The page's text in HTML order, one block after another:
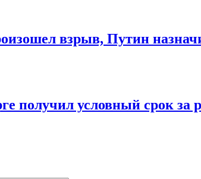
взрыв, Путин
получил условный срок за